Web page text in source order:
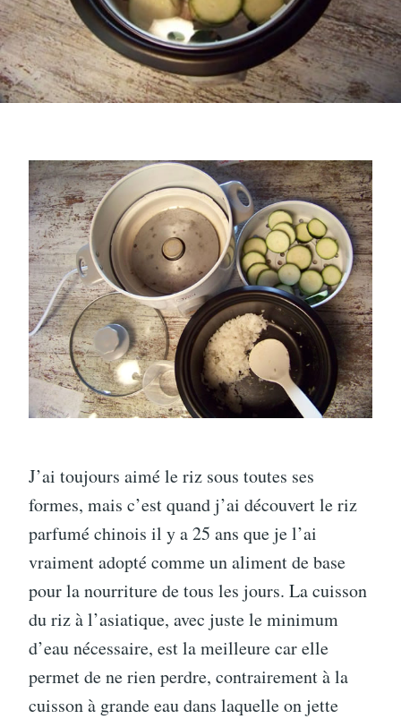
J’ai toujours aimé le riz sous toutes ses
formes, mais c’est quand j’ai découvert le riz
parfumé chinois il y a 25 ans que je l’ai
vraiment adopté comme un aliment de base
pour la nourriture de tous les jours. La cuisson
du riz à l’asiatique, avec juste le minimum
d’eau nécessaire, est la meilleure car elle
permet de ne rien perdre, contrairement à la
cuisson à grande eau dans laquelle on jette